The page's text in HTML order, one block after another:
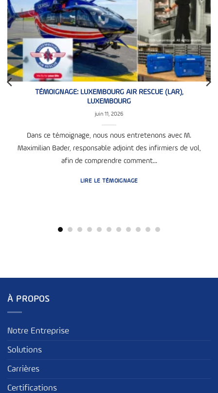
TÉMOIGNAGE: LUXEMBOURG AIR RESCUE (LAR),
LUXEMBOURG
juin 11, 2026
Dans ce témoignage, nous nous entretenons avec M.
Maximilian Bader, responsable adjoint des infirmiers de vol,
afin de comprendre comment...
LIRE LE TÉMOIGNAGE
À PROPOS
Notre Entreprise
Solutions
Carrières
Certifications